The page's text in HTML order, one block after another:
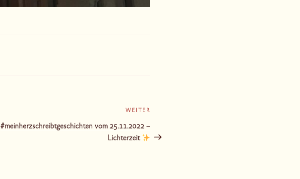
Beitrag
WEITER
#meinherzschreibtgeschichten vom 25.11.2022 –
Lichterzeit